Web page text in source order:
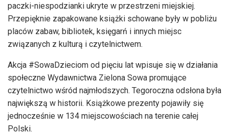
paczki-niespodzianki ukryte w przestrzeni miejskiej.
Przepięknie zapakowane książki schowane były w pobliżu
placów zabaw, bibliotek, księgarń i innych miejsc
związanych z kulturą i czytelnictwem.
Akcja #SowaDzieciom od pięciu lat wpisuje się w działania
społeczne Wydawnictwa Zielona Sowa promujące
czytelnictwo wśród najmłodszych. Tegoroczna odsłona była
największą w historii. Książkowe prezenty pojawiły się
jednocześnie w 134 miejscowościach na terenie całej
Polski.